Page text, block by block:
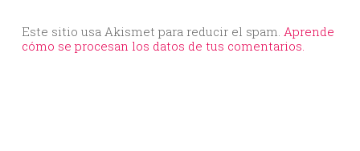
Este sitio usa Akismet para reducir el spam. Aprende
cómo se procesan los datos de tus comentarios.